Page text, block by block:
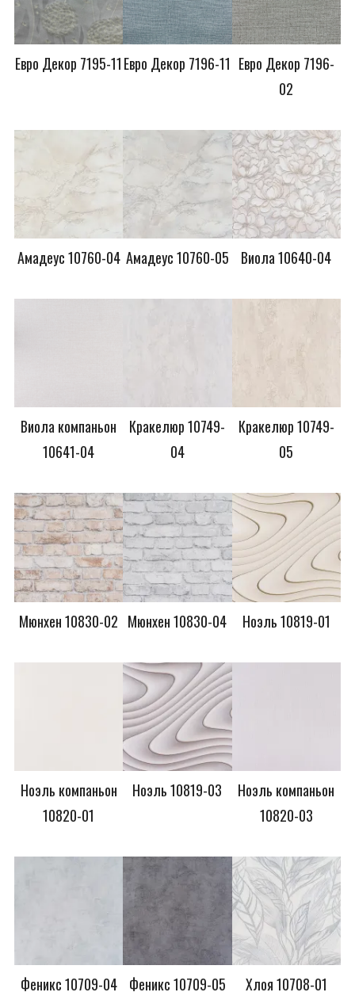
Евро Декор 7195-11Евро Декор 7196-11 Евро Декор 7196-
02
Амадеус 10760-04 Амадеус 10760-05 Виола 10640-04
Виола компаньон
10641-04
Кракелюр 10749-
04
Кракелюр 10749-
05
Мюнхен 10830-02 Мюнхен 10830-04 Ноэль 10819-01
Ноэль компаньон
10820-01
Ноэль 10819-03
Ноэль компаньон
10820-03
Феникс 10709-04 Феникс 10709-05 Хлоя 10708-01